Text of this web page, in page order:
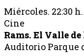
Miércoles. 22:30 h.
Cine
Rams. El Valle
Auditorio Parque